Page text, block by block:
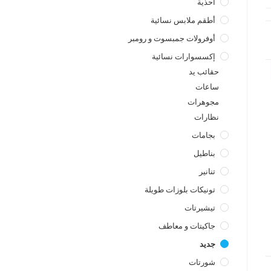
أطقم ملابس نسائية
أوفرولات جمبسوت و رومبر
إكسسوارات نسائية
حقائب يد
ساعات
مجوهرات
نظارات
بجامات
بناطيل
تنانير
تونيكات بلوزات طويلة
تيشيرتات
جاكيتات و معاطف
جديد
شورتات